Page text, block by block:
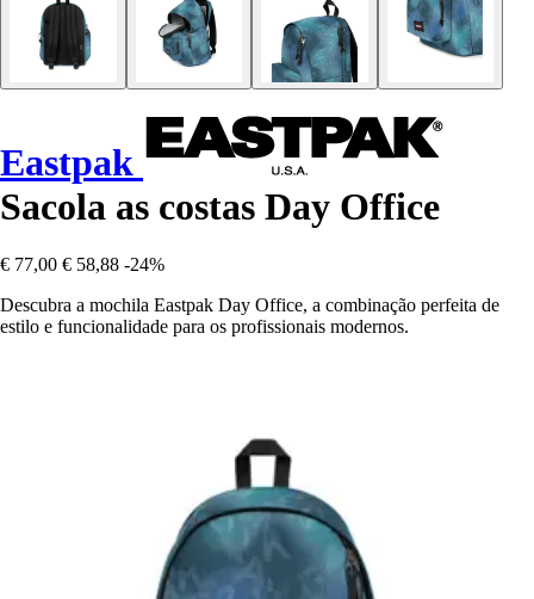
Eastpak
Sacola as costas Day Office
€ 77,00 € 58,88 -24%
Descubra a mochila Eastpak Day Office, a combinação perfeita de
estilo e funcionalidade para os profissionais modernos.